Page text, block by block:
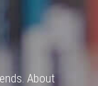
About